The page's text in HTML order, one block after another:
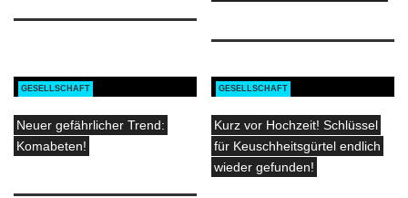
GESELLSCHAFT
Neuer gefährlicher Trend:
Komabeten!
GESELLSCHAFT
Kurz vor Hochzeit! Schlüssel
für Keuschheitsgürtel endlich
wieder gefunden!